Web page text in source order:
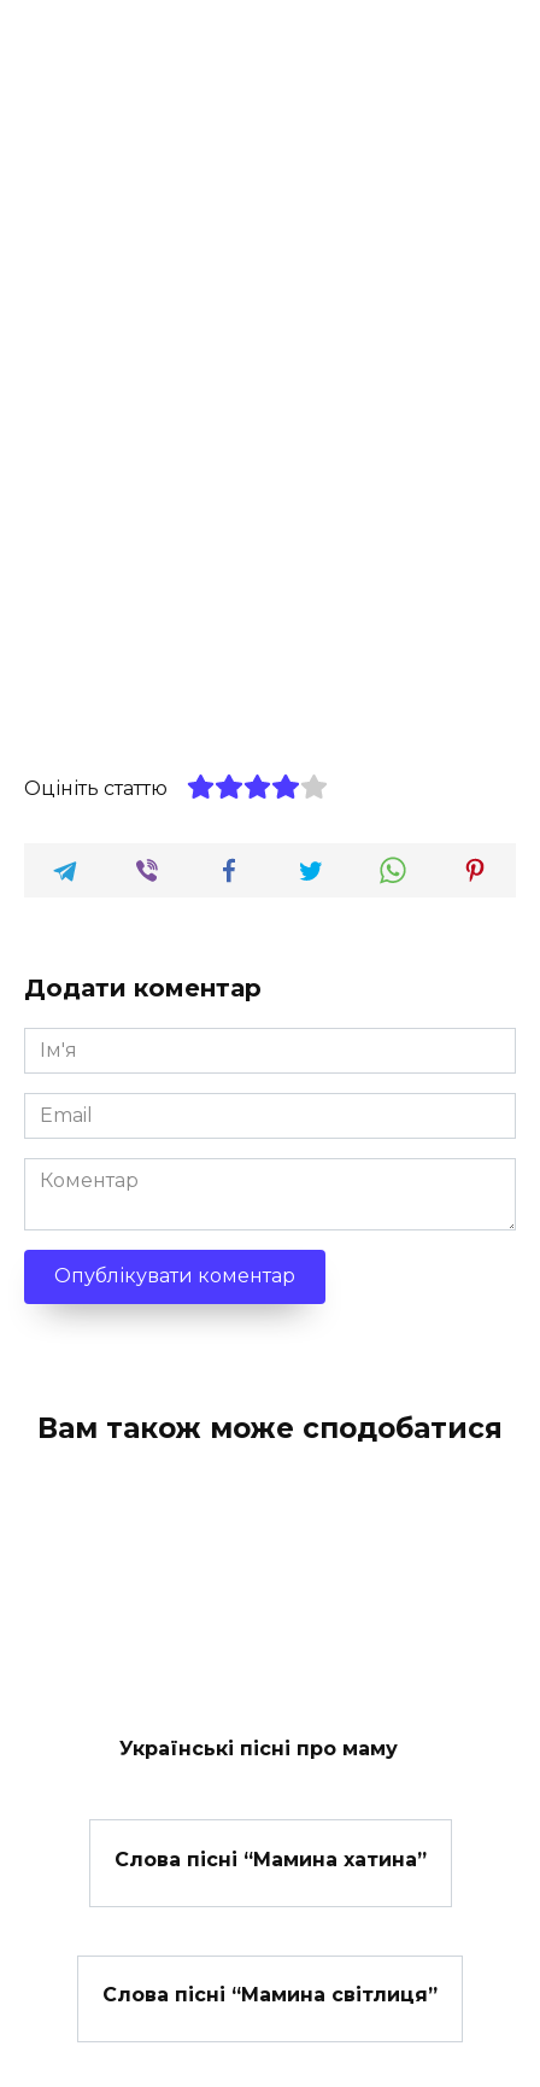
Оцініть статтю
Додати коментар
Ім'я
*
Email
*
Коментар
Вам також може сподобатися
Українські пісні про маму
Слова пісні “Мамина хатина”
Слова пісні “Мамина світлиця”